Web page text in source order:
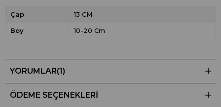
Çap 13 CM
Boy 10-20 Cm
YORUMLAR(1)
ÖDEME SEÇENEKLERI